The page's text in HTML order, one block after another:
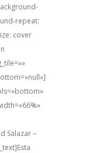
repeat:
cover
Salazar –